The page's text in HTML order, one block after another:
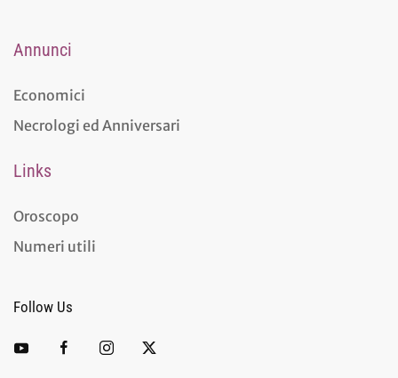
Annunci
Economici
Necrologi ed Anniversari
Links
Oroscopo
Numeri utili
Follow Us